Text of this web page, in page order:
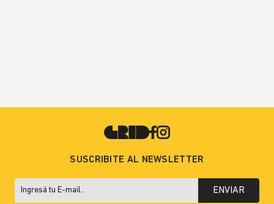
SUSCRIBITE AL NEWSLETTER
ENVIAR